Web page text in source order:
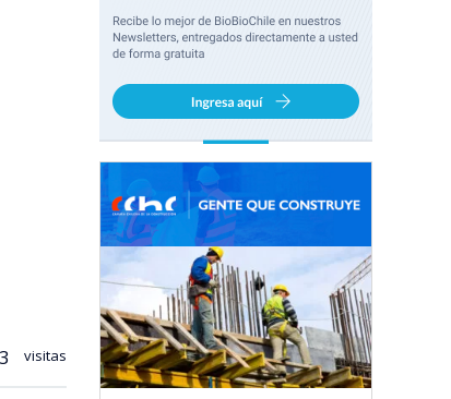
visitas